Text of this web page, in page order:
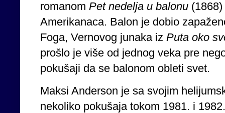
romanom Pet nedelja u balonu
Amerikanaca. Balon je dobio
Foga, Vernovog junaka iz Puta oko
prošlo je više od jednog veka pre
pokušaji da se balonom obleti svet.
Maksi Anderson je sa svojim
nekoliko pokušaja tokom 1981. i